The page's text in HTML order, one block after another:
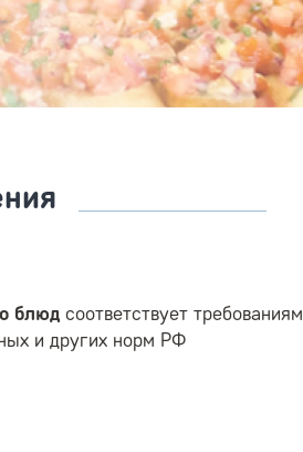
блюд соответствует требованиям
и других норм РФ